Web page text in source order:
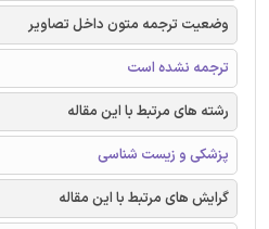
وضعیت ترجمه متون داخل تصاویر
ترجمه نشده است
رشته های مرتبط با این مقاله
پزشکی و زیست شناسی
گرایش های مرتبط با این مقاله